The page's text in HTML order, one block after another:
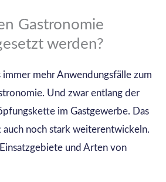
Gastronomie
werden?
mehr Anwendungsfälle zum
Und zwar entlang der
im Gastgewerbe. Das
noch stark weiterentwickeln.
und Arten von